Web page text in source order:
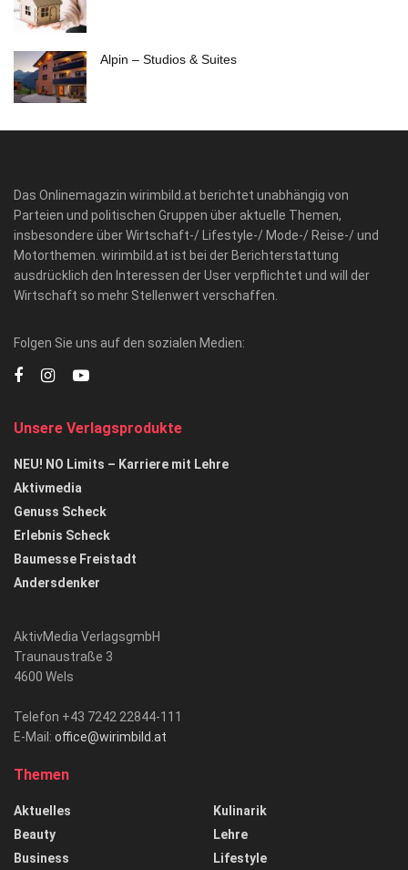
Alpin – Studios & Suites
Das Onlinemagazin wirimbild.at berichtet unabhängig von
Parteien und politischen Gruppen über aktuelle Themen,
insbesondere über Wirtschaft-/ Lifestyle-/ Mode-/ Reise-/ und
Motorthemen. wirimbild.at ist bei der Berichterstattung
ausdrücklich den Interessen der User verpflichtet und will der
Wirtschaft so mehr Stellenwert verschaffen.
Folgen Sie uns auf den sozialen Medien:
Unsere Verlagsprodukte
NEU! NO Limits – Karriere mit Lehre
Aktivmedia
Genuss Scheck
Erlebnis Scheck
Baumesse Freistadt
Andersdenker
AktivMedia VerlagsgmbH
Traunaustraße 3
4600 Wels
Telefon +43 7242 22844-111
E-Mail: office@wirimbild.at
Themen
Aktuelles
Beauty
Business
Kulinarik
Lehre
Lifestyle